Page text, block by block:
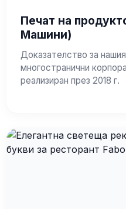
Печат на
Машини)
Доказателство за
многостранични
реализиран през 2018 г.